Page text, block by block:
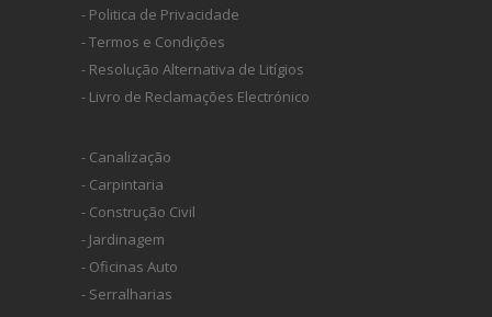
- Politica de Privacidade
- Termos e Condições
- Resolução Alternativa de Litígios
- Livro de Reclamações Electrónico
- Canalização
- Carpintaria
- Construção Civil
- Jardinagem
- Oficinas Auto
- Serralharias